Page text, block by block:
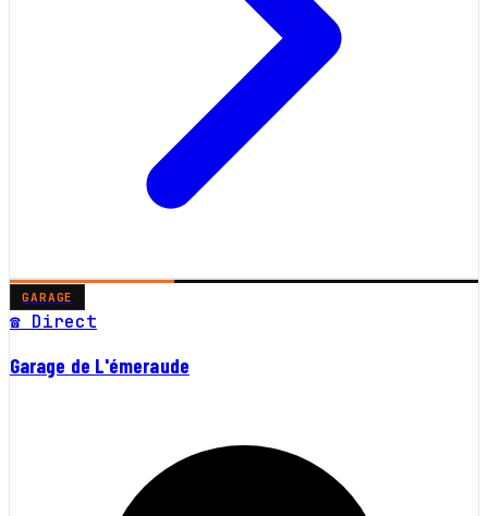
GARAGE
☎ Direct
Garage de L'émeraude